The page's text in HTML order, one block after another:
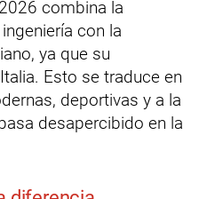
combina la
con la
ya que su
Esto se traduce en
deportivas y a la
desapercibido en la